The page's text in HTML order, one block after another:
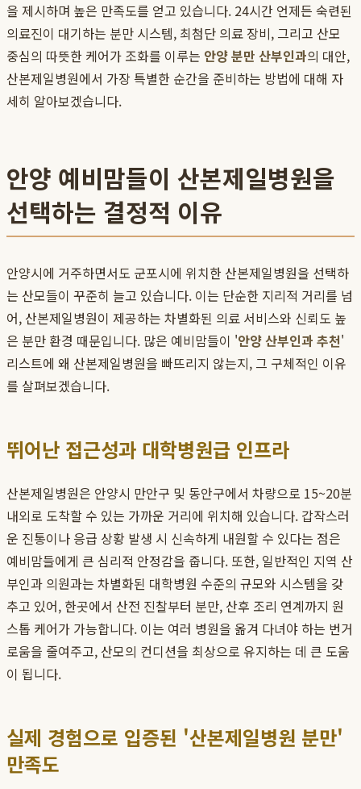
을 제시하며 높은 만족도를 얻고 있습니다. 24시간 언제든 숙련된
의료진이 대기하는 분만 시스템, 최첨단 의료 장비, 그리고 산모
중심의 따뜻한 케어가 조화를 이루는 안양 분만 산부인과의 대안,
산본제일병원에서 가장 특별한 순간을 준비하는 방법에 대해 자
세히 알아보겠습니다.
안양 예비맘들이 산본제일병원을
선택하는 결정적 이유
안양시에 거주하면서도 군포시에 위치한 산본제일병원을 선택하
는 산모들이 꾸준히 늘고 있습니다. 이는 단순한 지리적 거리를 넘
어, 산본제일병원이 제공하는 차별화된 의료 서비스와 신뢰도 높
은 분만 환경 때문입니다. 많은 예비맘들이 '안양 산부인과 추천'
리스트에 왜 산본제일병원을 빠뜨리지 않는지, 그 구체적인 이유
를 살펴보겠습니다.
뛰어난 접근성과 대학병원급 인프라
산본제일병원은 안양시 만안구 및 동안구에서 차량으로 15~20분
내외로 도착할 수 있는 가까운 거리에 위치해 있습니다. 갑작스러
운 진통이나 응급 상황 발생 시 신속하게 내원할 수 있다는 점은
예비맘들에게 큰 심리적 안정감을 줍니다. 또한, 일반적인 지역 산
부인과 의원과는 차별화된 대학병원 수준의 규모와 시스템을 갖
추고 있어, 한곳에서 산전 진찰부터 분만, 산후 조리 연계까지 원
스톱 케어가 가능합니다. 이는 여러 병원을 옮겨 다녀야 하는 번거
로움을 줄여주고, 산모의 컨디션을 최상으로 유지하는 데 큰 도움
이 됩니다.
실제 경험으로 입증된 '산본제일병원 분만'
만족도